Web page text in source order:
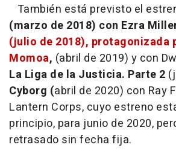
También está previsto el
(marzo de 2018) con Ezra
(julio de 2018), protagonizada
Momoa, (abril de 2019) y con
La Liga de la Justicia. Parte 2
Cyborg (abril de 2020) con Ray
Lantern Corps, cuyo estreno
principio, para junio de 2020,
retrasado sin fecha fija.